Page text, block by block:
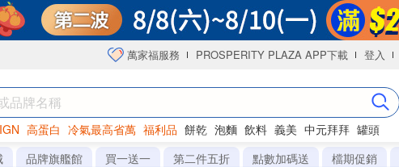
萬家福服務 PROSPERITY PLAZA APP下載 登入
高蛋白 冷氣最高省萬 福利品 餅乾 泡麵 飲料 義美 中元拜拜 罐頭
生紙
品牌旗艦館 買一送一 第二件五折 點數加碼送 檔期促銷